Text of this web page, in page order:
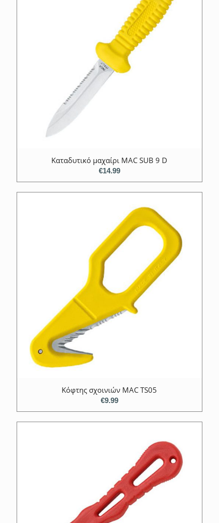
Καταδυτικό μαχαίρι MAC SUB 9 D
€14.99
Κόφτης σχοινιών MAC TS05
€9.99